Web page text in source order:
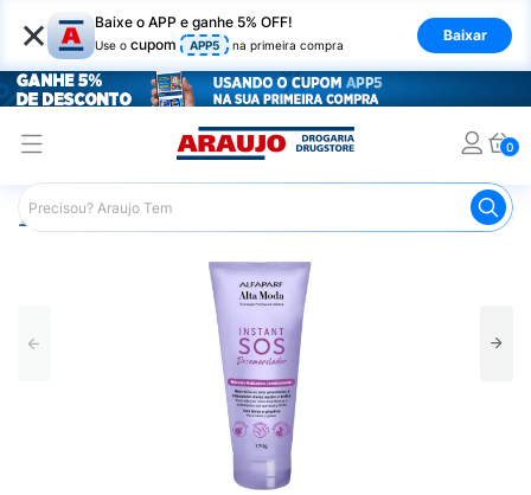
× Baixe o APP e ganhe 5% OFF!
Use o cupom APP5 na primeira compra
Baixar
0
Araujo Cabelo Máscaras